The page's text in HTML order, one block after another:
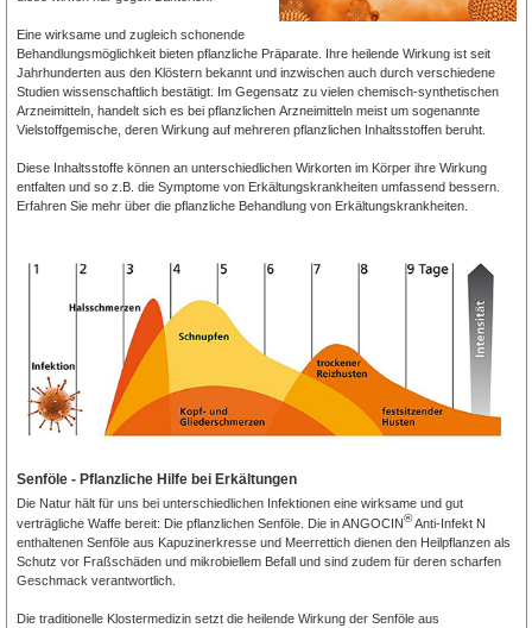
Eine wirksame und zugleich schonende
Behandlungsmöglichkeit bieten pflanzliche Präparate. Ihre heilende Wirkung ist seit
Jahrhunderten aus den Klöstern bekannt und inzwischen auch durch verschiedene
Studien wissenschaftlich bestätigt. Im Gegensatz zu vielen chemisch-synthetischen
Arzneimitteln, handelt sich es bei pflanzlichen Arzneimitteln meist um sogenannte
Vielstoffgemische, deren Wirkung auf mehreren pflanzlichen Inhaltsstoffen beruht.
Diese Inhaltsstoffe können an unterschiedlichen Wirkorten im Körper ihre Wirkung
entfalten und so z.B. die Symptome von Erkältungskrankheiten umfassend bessern.
Erfahren Sie mehr über die pflanzliche Behandlung von Erkältungskrankheiten.
Senföle - Pflanzliche Hilfe bei Erkältungen
Die Natur hält für uns bei unterschiedlichen Infektionen eine wirksame und gut
verträgliche Waffe bereit: Die pflanzlichen Senföle. Die in ANGOCIN®Anti-Infekt N
enthaltenen Senföle aus Kapuzinerkresse und Meerrettich dienen den Heilpflanzen als
Schutz vor Fraßschäden und mikrobiellem Befall und sind zudem für deren scharfen
Geschmack verantwortlich.
Die traditionelle Klostermedizin setzt die heilende Wirkung der Senföle aus